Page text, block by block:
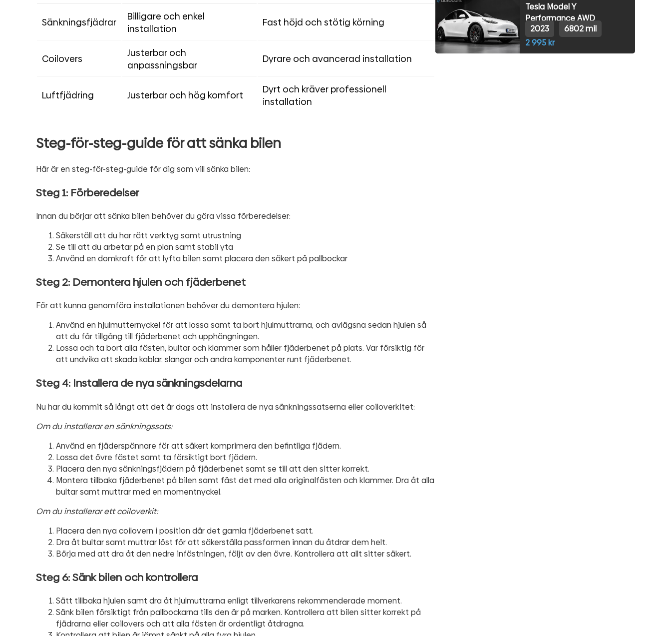
Sänkningsfjädrar
Billigare och enkel
installation
Fast höjd och stötig körning
Coilovers
Justerbar och
anpassningsbar
Dyrare och avancerad installation
Luftfjädring Justerbar och hög komfort
Dyrt och kräver professionell
installation
Steg-för-steg-guide för att sänka bilen
Här är en steg-för-steg-guide för dig som vill sänka bilen:
Steg 1: Förberedelser
Innan du börjar att sänka bilen behöver du göra vissa förberedelser:
Säkerställ att du har rätt verktyg samt utrustning
Se till att du arbetar på en plan samt stabil yta
Använd en domkraft för att lyfta bilen samt placera den säkert på pallbockar
Steg 2: Demontera hjulen och fjäderbenet
För att kunna genomföra installationen behöver du demontera hjulen:
Använd en hjulmutternyckel för att lossa samt ta bort hjulmuttrarna, och avlägsna sedan hjulen så
att du får tillgång till fjäderbenet och upphängningen.
Lossa och ta bort alla fästen, bultar och klammer som håller fjäderbenet på plats. Var försiktig för
att undvika att skada kablar, slangar och andra komponenter runt fjäderbenet.
Steg 4: Installera de nya sänkningsdelarna
Nu har du kommit så långt att det är dags att installera de nya sänkningssatserna eller coiloverkitet:
Om du installerar en sänkningssats:
Använd en fjäderspännare för att säkert komprimera den befintliga fjädern.
Lossa det övre fästet samt ta försiktigt bort fjädern.
Placera den nya sänkningsfjädern på fjäderbenet samt se till att den sitter korrekt.
Montera tillbaka fjäderbenet på bilen samt fäst det med alla originalfästen och klammer. Dra åt alla
bultar samt muttrar med en momentnyckel.
Om du installerar ett coiloverkit:
Placera den nya coilovern i position där det gamla fjäderbenet satt.
Dra åt bultar samt muttrar löst för att säkerställa passformen innan du åtdrar dem helt.
Börja med att dra åt den nedre infästningen, följt av den övre. Kontrollera att allt sitter säkert.
Steg 6: Sänk bilen och kontrollera
Sätt tillbaka hjulen samt dra åt hjulmuttrarna enligt tillverkarens rekommenderade moment.
Sänk bilen försiktigt från pallbockarna tills den är på marken. Kontrollera att bilen sitter korrekt på
fjädrarna eller coilovers och att alla fästen är ordentligt åtdragna.
Tesla Model Y
Performance AWD
2023
6802 mil
2 995 kr